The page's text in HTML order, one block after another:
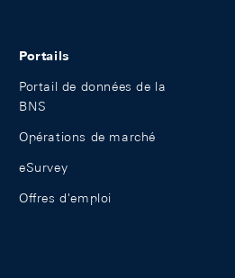
Portails
Portail de données de la
BNS
Opérations de marché
eSurvey
Offres d'emploi